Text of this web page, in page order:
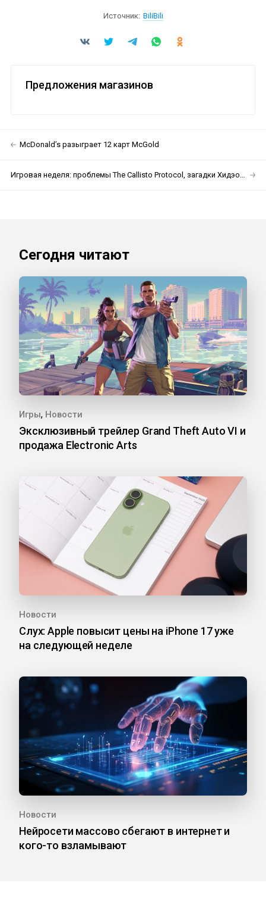
Источник: BiliBili
Предложения магазинов
McDonald’s разыграет 12 карт McGold
Игровая неделя: проблемы The Callisto Protocol, загадки Хидэо Кодзимы и Тодд Говард опять рассказывает о Starfield
Сегодня читают
Игры, Новости
Эксклюзивный трейлер Grand Theft Auto VI и
продажа Electronic Arts
Новости
Слух: Apple повысит цены на iPhone 17 уже
на следующей неделе
Новости
Нейросети массово сбегают в интернет и
кого-то взламывают